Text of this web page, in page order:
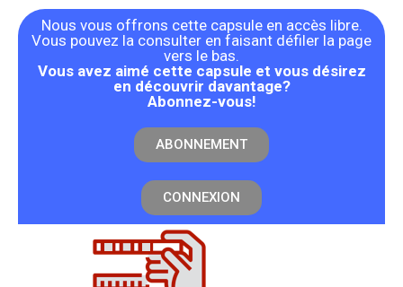
Nous vous offrons cette capsule en accès libre.
Vous pouvez la consulter en faisant défiler la page
vers le bas.
Vous avez aimé cette capsule et vous désirez
en découvrir davantage?
Abonnez-vous!
ABONNEMENT
CONNEXION